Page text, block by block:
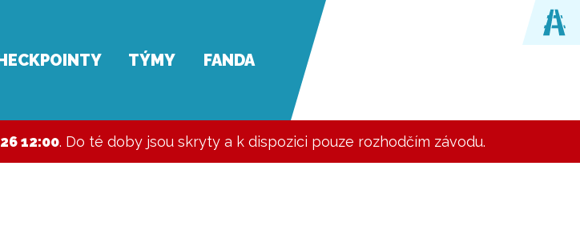
TÝMY FANDA
12:00. Do té doby jsou skryty a k dispozici pouze rozhodčím závodu.